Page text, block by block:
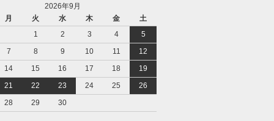
2026年9月
月 火 水 木 金
土
1
2 3 4
5
7 8 9 10 11
12
14 15 16 17 18
19
21 22 23 24 25
26
28 29 30